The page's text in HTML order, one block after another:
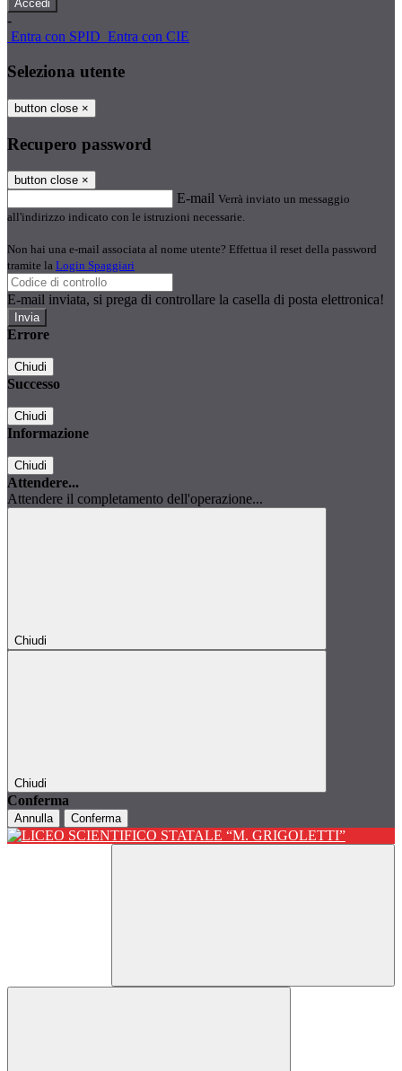
-
Entra con SPID Entra con CIE
Seleziona utente
button close ×
Recupero password
button close ×
E-mail Verrà inviato un messaggio
all'indirizzo indicato con le istruzioni necessarie.
Non hai una e-mail associata al nome utente? Effettua il reset della password
tramite la Login Spaggiari
E-mail inviata, si prega di controllare la casella di posta elettronica!
Errore
Chiudi
Successo
Chiudi
Informazione
Chiudi
Attendere...
Attendere il completamento dell'operazione...
Chiudi
Chiudi
Conferma
Annulla Conferma